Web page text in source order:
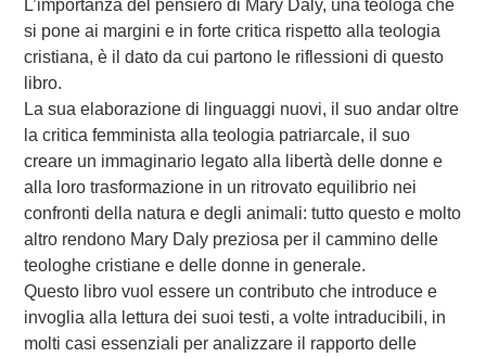
L’importanza del pensiero di Mary Daly, una teologa che
si pone ai margini e in forte critica rispetto alla teologia
cristiana, è il dato da cui partono le riflessioni di questo
libro.
La sua elaborazione di linguaggi nuovi, il suo andar oltre
la critica femminista alla teologia patriarcale, il suo
creare un immaginario legato alla libertà delle donne e
alla loro trasformazione in un ritrovato equilibrio nei
confronti della natura e degli animali: tutto questo e molto
altro rendono Mary Daly preziosa per il cammino delle
teologhe cristiane e delle donne in generale.
Questo libro vuol essere un contributo che introduce e
invoglia alla lettura dei suoi testi, a volte intraducibili, in
molti casi essenziali per analizzare il rapporto delle